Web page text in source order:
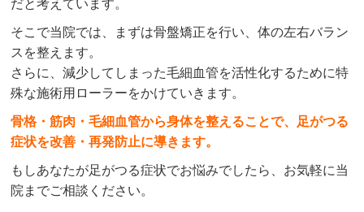
だと考えています。
そこで当院では、まずは骨盤矯正を行い、体の左右バラン
スを整えます。
さらに、減少してしまった毛細血管を活性化するために特
殊な施術用ローラーをかけていきます。
骨格・筋肉・毛細血管から身体を整えることで、足がつる
症状を改善・再発防止に導きます。
もしあなたが足がつる症状でお悩みでしたら、お気軽に当
院までご相談ください。